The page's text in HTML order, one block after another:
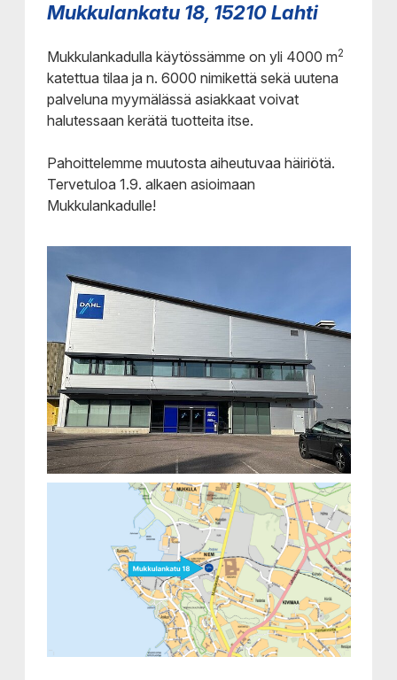
Mukkulankatu 18, 15210 Lahti
Mukkulankadulla käytössämme on yli 4000 m2
katettua tilaa ja n. 6000 nimikettä sekä uutena
palveluna myymälässä asiakkaat voivat
halutessaan kerätä tuotteita itse.
Pahoittelemme muutosta aiheutuvaa häiriötä.
Tervetuloa 1.9. alkaen asioimaan
Mukkulankadulle!